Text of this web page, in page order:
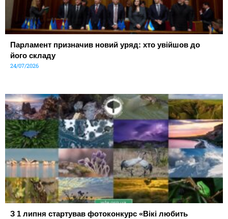
Парламент призначив новий уряд: хто увійшов до
його складу
24/07/2026
З 1 липня стартував фотоконкурс «Вікі любить